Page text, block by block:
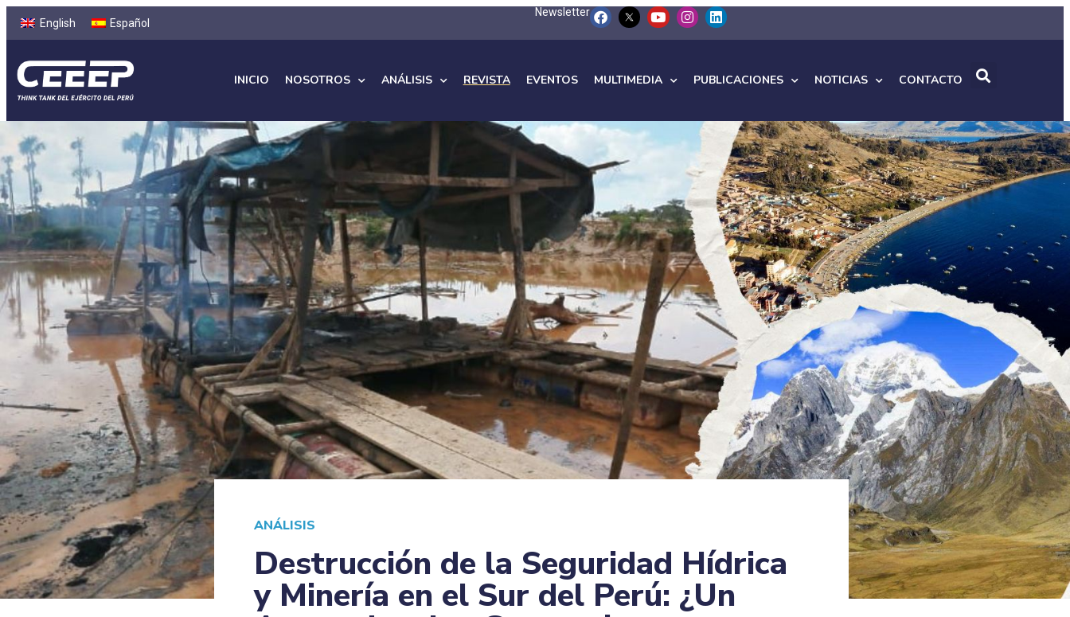
English Español
Newsletter
INICIO NOSOTROS ANÁLISIS REVISTA EVENTOS MULTIMEDIA PUBLICACIONES NOTICIAS CONTACTO
ANÁLISIS
Destrucción de la Seguridad Hídrica
y Minería en el Sur del Perú: ¿Un